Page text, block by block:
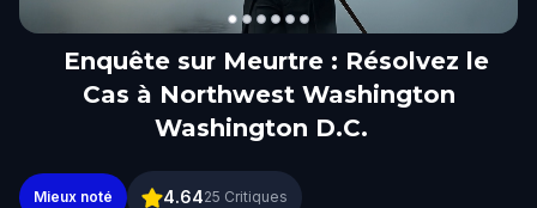
Enquête sur Meurtre : Résolvez le
Cas à Northwest Washington
Washington D.C.
Enquête sur Meurtre : Résolvez le Cas à
Mieux noté 4.6425 Critiques